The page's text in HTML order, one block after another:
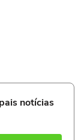
notícias